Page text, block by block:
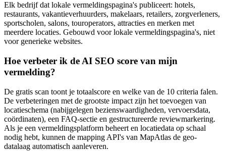
Elk bedrijf dat lokale vermeldingspagina's publiceert: hotels,
restaurants, vakantieverhuurders, makelaars, retailers, zorgverleners,
sportscholen, salons, touroperators, attracties en merken met
meerdere locaties. Gebouwd voor lokale vermeldingspagina's, niet
voor generieke websites.
Hoe verbeter ik de AI SEO score van mijn
vermelding?
De gratis scan toont je totaalscore en welke van de 10 criteria falen.
De verbeteringen met de grootste impact zijn het toevoegen van
locatieschema (nabijgelegen bezienswaardigheden, vervoersdata,
coördinaten), een FAQ-sectie en gestructureerde reviewmarkering.
Als je een vermeldingsplatform beheert en locatiedata op schaal
nodig hebt, kunnen de mapping API's van MapAtlas de geo-
datalaag automatisch aanleveren.